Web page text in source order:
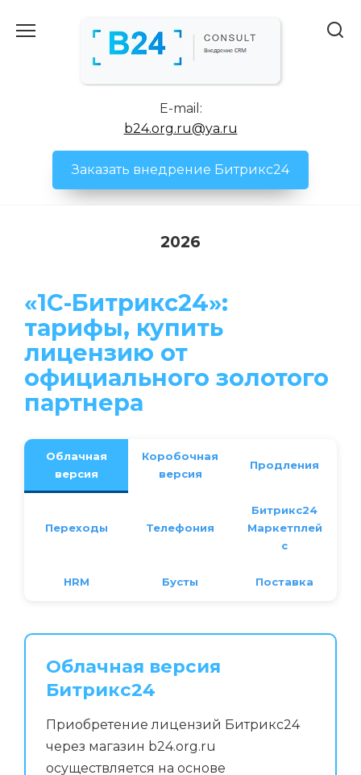
E-mail:
b24.org.ru@ya.ru
Заказать внедрение Битрикс24
2026
«1С-Битрикс24»:
тарифы, купить
лицензию от
официального золотого
партнера
Облачная
версия
Коробочная
версия
Продления
Переходы Телефония
Битрикс24
Маркетплей
с
HRM Бусты Поставка
Облачная версия
Битрикс24
Приобретение лицензий Битрикс24
через магазин b24.org.ru
осуществляется на основе